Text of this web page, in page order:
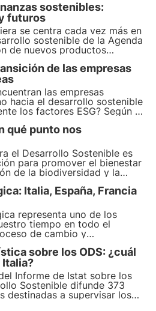
sostenibles:
futuros
se centra cada vez más en
sostenible de la Agenda
de nuevos productos
a la protección de la
de la AEVM destaca la
de valoración para
verde.
de las empresas
las empresas
hacia el desarrollo sostenible
los factores ESG? Según el
Italia se encuentra en la
la transición hacia los
de la biodiversidad de la
lejos.
qué punto nos
el Desarrollo Sostenible es
para promover el bienestar
de la biodiversidad y la
Examinamos los avances
Desarrollo Sostenible y las
los países miembros.
Italia, España, Francia
representa uno de los
tiempo en todo el
de cambio y
empresas y la economía
(ESG) y la
los avances en
y Alemania.
sobre los ODS: ¿cuál
Informe de Istat sobre los
Sostenible difunde 373
destinadas a supervisar los
2030 y destacar los